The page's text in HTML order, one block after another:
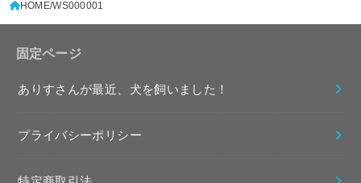
HOME WS000001
固定ページ
ありすさんが最近、犬を飼いました！
プライバシーポリシー